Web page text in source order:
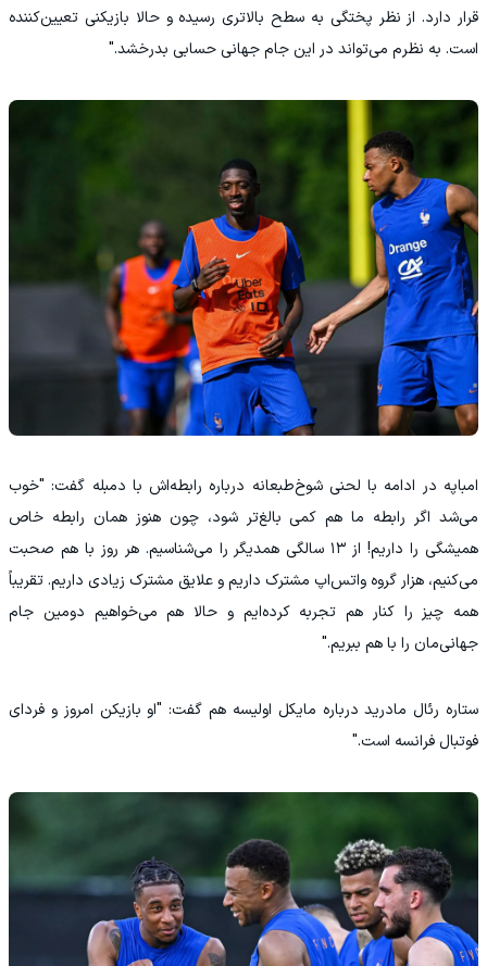
قرار دارد. از نظر پختگی به سطح بالاتری رسیده و حالا بازیکنی تعیین‌کننده
است. به نظرم می‌تواند در این جام جهانی حسابی بدرخشد."
امباپه در ادامه با لحنی شوخ‌طبعانه درباره رابطه‌اش با دمبله گفت: "خوب
می‌شد اگر رابطه ما هم کمی بالغ‌تر شود، چون هنوز همان رابطه خاص
همیشگی را داریم! از ۱۳ سالگی همدیگر را می‌شناسیم. هر روز با هم صحبت
می‌کنیم، هزار گروه واتس‌اپ مشترک داریم و علایق مشترک زیادی داریم. تقریباً
همه چیز را کنار هم تجربه کرده‌ایم و حالا هم می‌خواهیم دومین جام
جهانی‌مان را با هم ببریم."
ستاره رئال مادرید درباره مایکل اولیسه هم گفت: "او بازیکن امروز و فردای
فوتبال فرانسه است."